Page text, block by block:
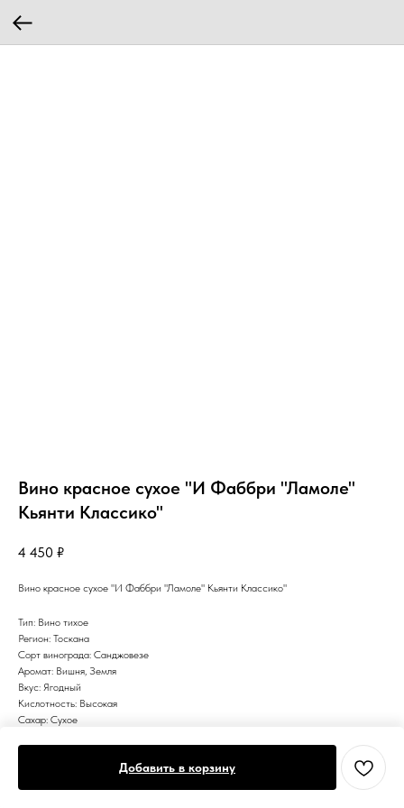
Вино красное сухое "И Фаббри "Ламоле"
Кьянти Классико"
4 450 ₽
Добавить в корзину
Вино красное сухое "И Фаббри "Ламоле" Кьянти Классико"
Тип: Вино тихое
Регион: Тоскана
Сорт винограда: Санджовезе
Аромат: Вишня, Земля
Вкус: Ягодный
Кислотность: Высокая
Сахар: Сухое